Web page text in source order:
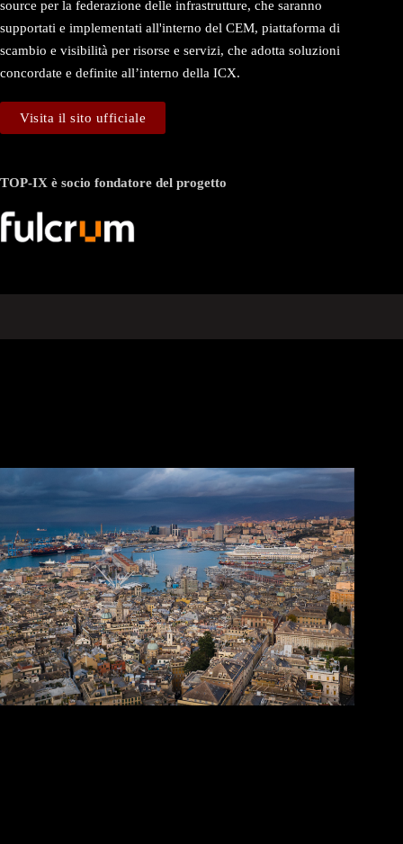
source per la federazione delle infrastrutture, che saranno
supportati e implementati all'interno del CEM, piattaforma di
scambio e visibilità per risorse e servizi, che adotta soluzioni
concordate e definite all’interno della ICX.
Visita il sito ufficiale
TOP-IX è socio fondatore del progetto